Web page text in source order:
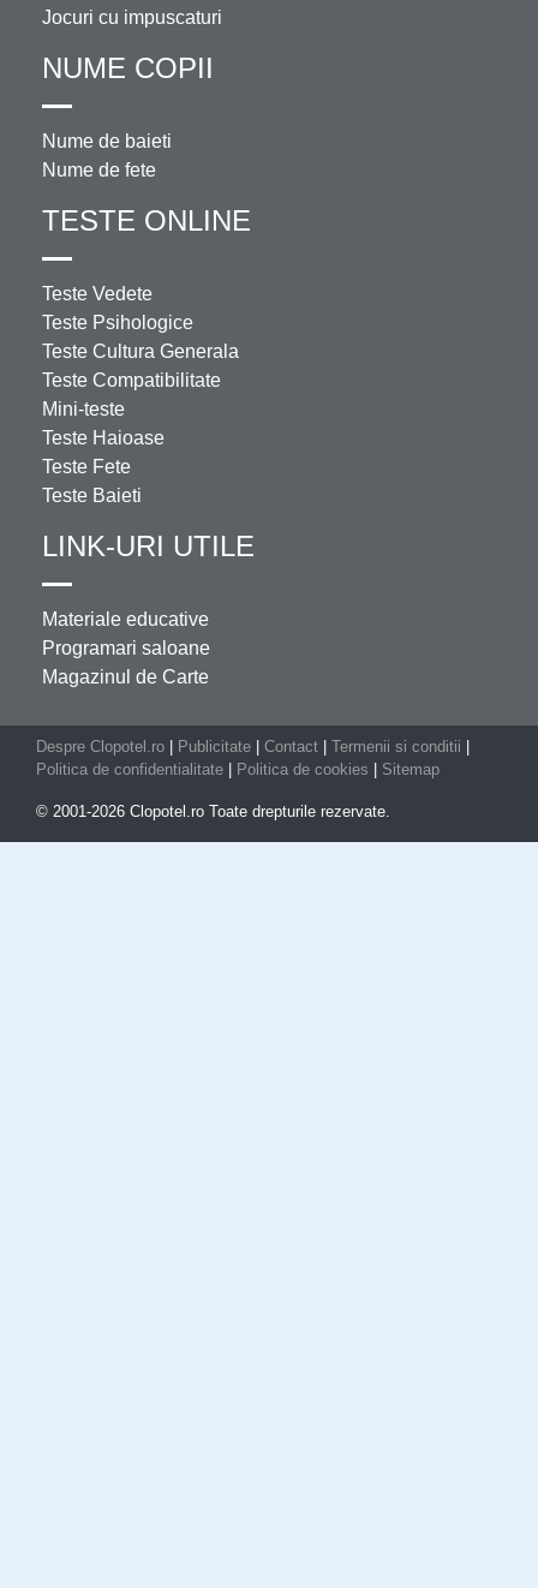
Jocuri cu impuscaturi
NUME COPII
Nume de baieti
Nume de fete
TESTE ONLINE
Teste Vedete
Teste Psihologice
Teste Cultura Generala
Teste Compatibilitate
Mini-teste
Teste Haioase
Teste Fete
Teste Baieti
LINK-URI UTILE
Materiale educative
Programari saloane
Magazinul de Carte
Despre Clopotel.ro Publicitate Contact Termenii si conditii
Politica de confidentialitate
Politica de cookies Sitemap
© 2001-2026 Clopotel.ro Toate drepturile rezervate.